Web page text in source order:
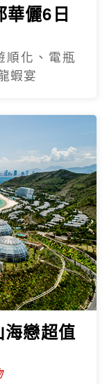
華儷6日
順化、電瓶
蝦宴
戀超值